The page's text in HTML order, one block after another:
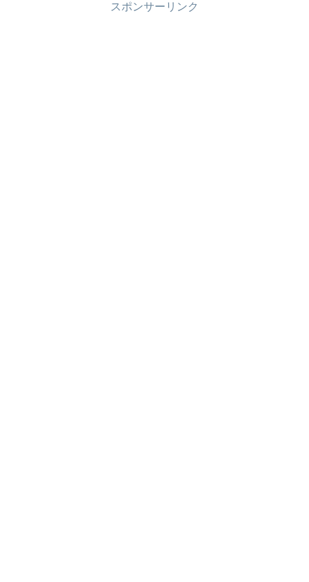
スポンサーリンク